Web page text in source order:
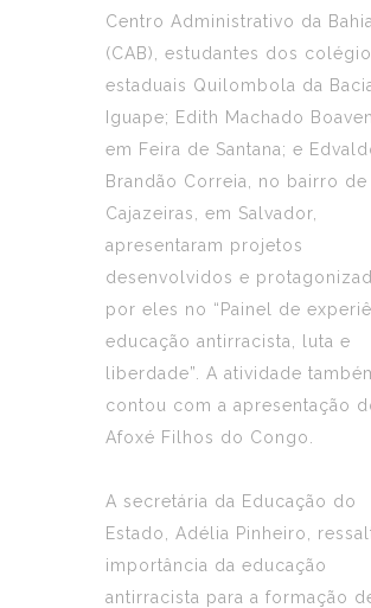
Centro Administrativo da Bahia
(CAB), estudantes dos
estaduais Quilombola da
Iguape; Edith Machado
em Feira de Santana; e
Brandão Correia, no bairro de
Cajazeiras, em Salvador,
apresentaram projetos
desenvolvidos e
por eles no “Painel de
educação antirracista, luta e
liberdade”. A atividade
contou com a apresentação
Afoxé Filhos do Congo.
A secretária da Educação do
Estado, Adélia Pinheiro,
importância da educação
antirracista para a formação